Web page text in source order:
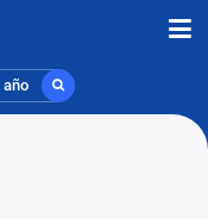
año